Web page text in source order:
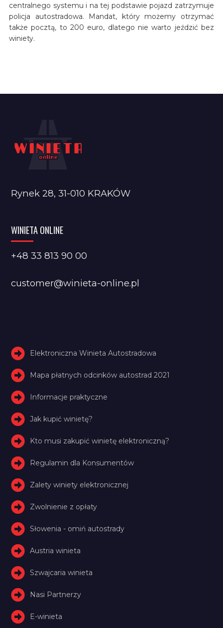
centralnego systemu i na tej podstawie pojazd zatrzymuje
policja autostradowa. Mandat, który możemy otrzymać
także pocztą, to 200 euro, dlatego nie warto jeździć bez
winiety.
Rynek 28, 31-010 KRAKÓW
WINIETA ONLINE
+48 33 813 90 00
customer@winieta-online.pl
Elektroniczna Winieta Autostradowa
Mapa płatnych odcinków autostrad 2021
Informacje praktyczne
Jak kupić winietę?
Kto musi zakupić winietę elektroniczną?
Regulamin dla Konsumentów
Zalety winiety elektronicznej
Zwolnienie z opłaty
Słowenia - omiń autostrady
Austria winieta
Szwajcaria winieta
Nasi Partnerzy
E-winieta